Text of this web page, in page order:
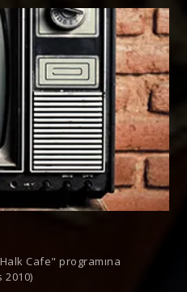
Cafe" programına
2010)